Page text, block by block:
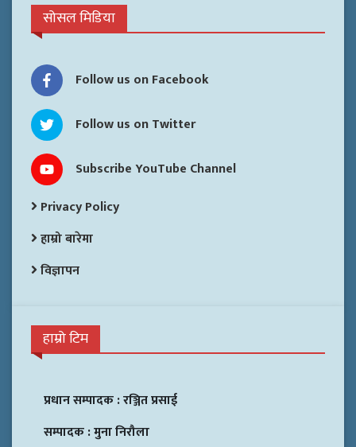
सोसल मिडिया
Follow us on Facebook
Follow us on Twitter
Subscribe YouTube Channel
Privacy Policy
हाम्रो बारेमा
विज्ञापन
हाम्रो टिम
प्रधान सम्पादक :रञ्जित प्रसाई
सम्पादक :मुना निरौला